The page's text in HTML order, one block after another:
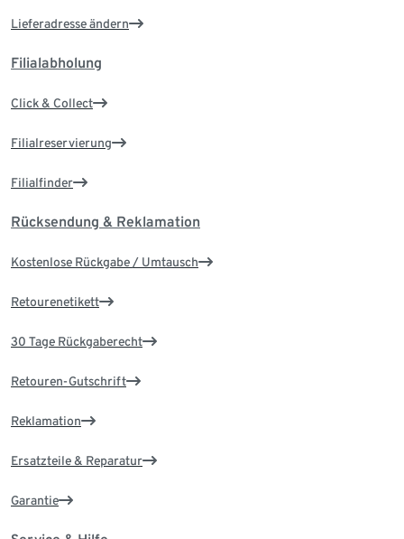
Lieferadresse ändern
Filialabholung
Click & Collect
Filialreservierung
Filialfinder
Rücksendung & Reklamation
Kostenlose Rückgabe / Umtausch
Retourenetikett
30 Tage Rückgaberecht
Retouren-Gutschrift
Reklamation
Ersatzteile & Reparatur
Garantie